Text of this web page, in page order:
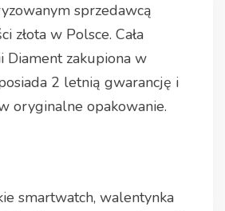
sprzedawcą
złota w Polsce. Cała
Diament zakupiona w
2 letnią gwarancję i
oryginalne opakowanie.
smartwatch, walentynka